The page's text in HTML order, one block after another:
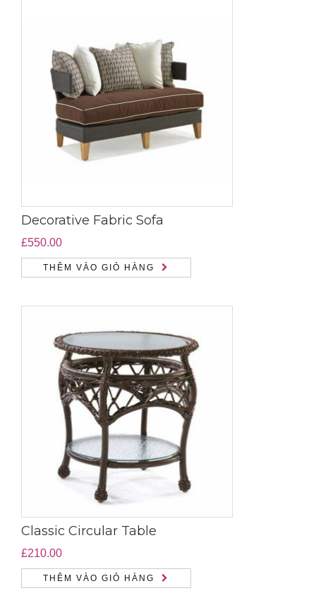
Decorative Fabric Sofa
£550.00
THÊM VÀO GIỎ HÀNG
Classic Circular Table
£210.00
THÊM VÀO GIỎ HÀNG